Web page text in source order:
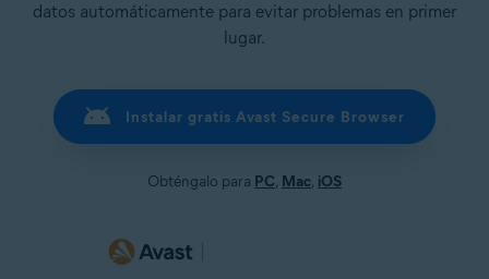
datos automáticamente para evitar problemas en primer
lugar.
Instalar gratis Avast Secure Browser
Obténgalo para PC, Mac, iOS